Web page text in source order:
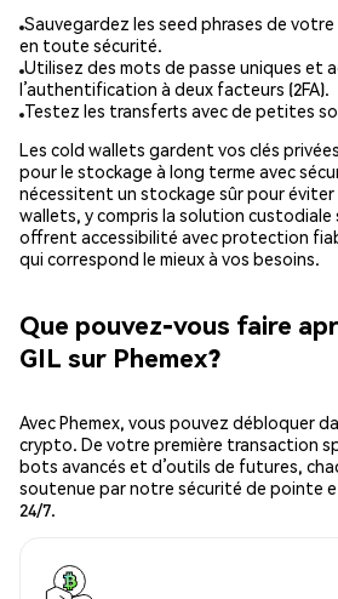
Sauvegardez les seed phrases de
en toute sécurité.
Utilisez des mots de passe uniques et
l’authentification à deux facteurs (2FA).
Testez les transferts avec de petites
Les cold wallets gardent vos clés
pour le stockage à long terme avec
nécessitent un stockage sûr pour éviter
wallets, y compris la solution custodiale
offrent accessibilité avec protection
qui correspond le mieux à vos besoins.
Que pouvez-vous faire
GIL sur Phemex?
Avec Phemex, vous pouvez débloquer
crypto. De votre première transaction
bots avancés et d’outils de futures,
soutenue par notre sécurité de pointe
24/7.